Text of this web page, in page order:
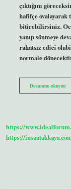
çıktığını
hafifçe
bitirebilirsiniz.
yanıp sönmeye
rahatsız edici
normale
Devamını okuyun
https://
https://